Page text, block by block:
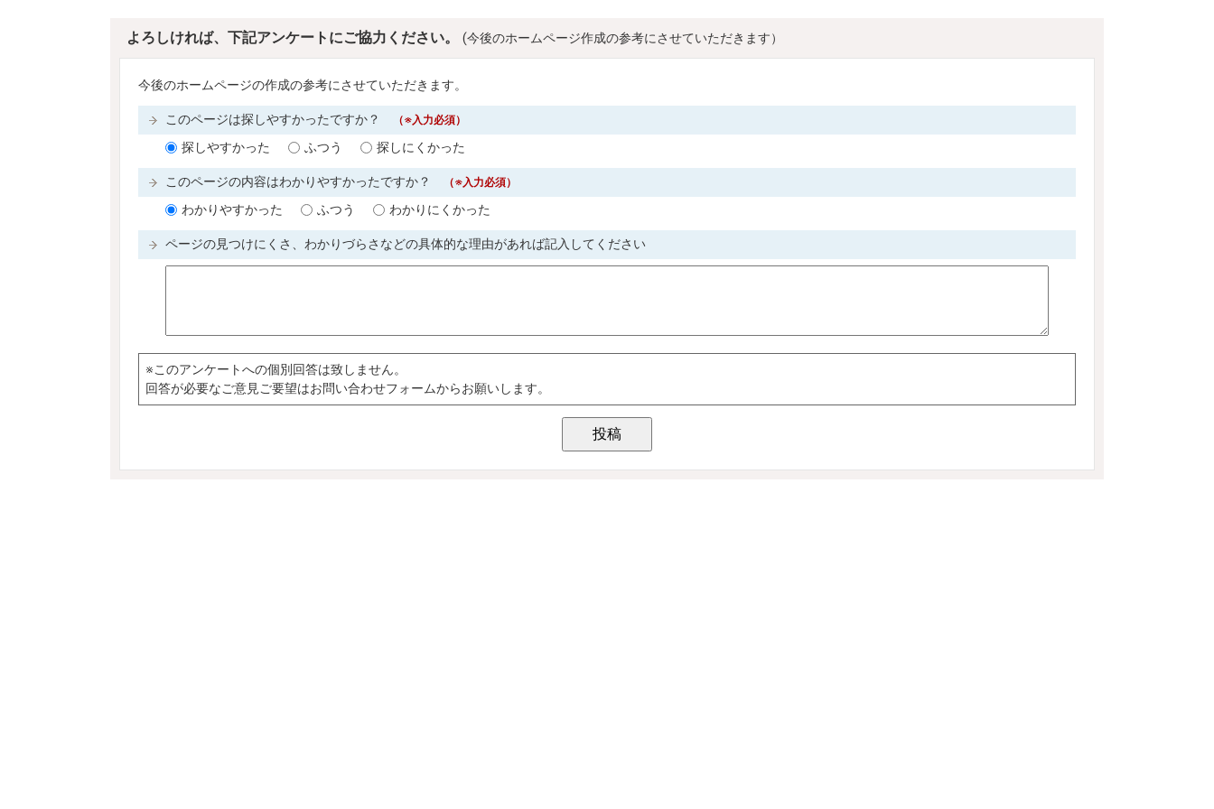
よろしければ、下記アンケートにご協力ください。 (今後のホームページ作成の参考にさせていただきます）
今後のホームページの作成の参考にさせていただきます。
このページは探しやすかったですか？ （※入力必須）
探しやすかった ふつう 探しにくかった
このページの内容はわかりやすかったですか？ （※入力必須）
わかりやすかった ふつう わかりにくかった
ページの見つけにくさ、わかりづらさなどの具体的な理由があれば記入してください
※このアンケートへの個別回答は致しません。
回答が必要なご意見ご要望はお問い合わせフォームからお願いします。